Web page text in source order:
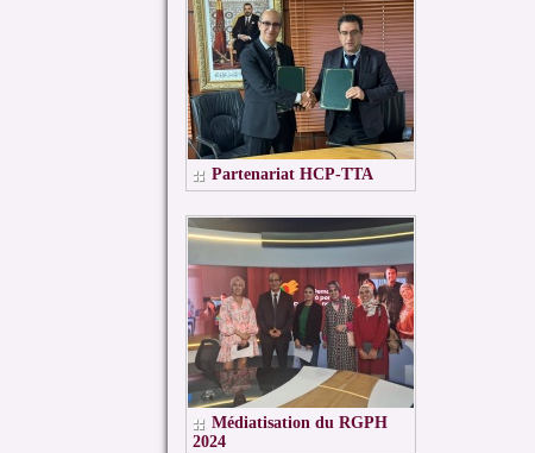
Partenariat HCP-TTA
Médiatisation du RGPH
2024